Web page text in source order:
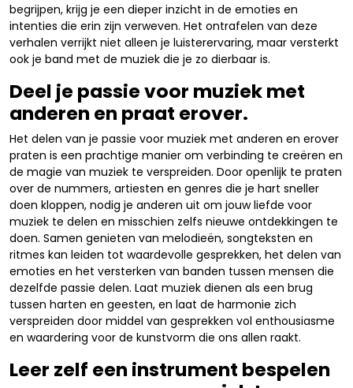
begrijpen, krijg je een dieper inzicht in de emoties en
intenties die erin zijn verweven. Het ontrafelen van deze
verhalen verrijkt niet alleen je luisterervaring, maar versterkt
ook je band met de muziek die je zo dierbaar is.
Deel je passie voor muziek met
anderen en praat erover.
Het delen van je passie voor muziek met anderen en erover
praten is een prachtige manier om verbinding te creëren en
de magie van muziek te verspreiden. Door openlijk te praten
over de nummers, artiesten en genres die je hart sneller
doen kloppen, nodig je anderen uit om jouw liefde voor
muziek te delen en misschien zelfs nieuwe ontdekkingen te
doen. Samen genieten van melodieën, songteksten en
ritmes kan leiden tot waardevolle gesprekken, het delen van
emoties en het versterken van banden tussen mensen die
dezelfde passie delen. Laat muziek dienen als een brug
tussen harten en geesten, en laat de harmonie zich
verspreiden door middel van gesprekken vol enthousiasme
en waardering voor de kunstvorm die ons allen raakt.
Leer zelf een instrument bespelen